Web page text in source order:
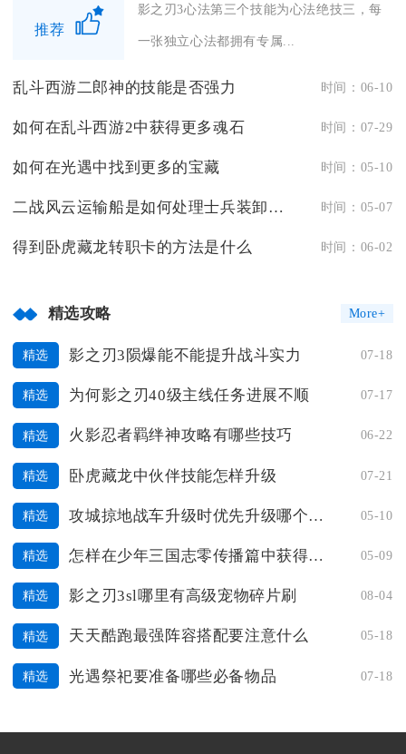
推荐
影之刃3心法第三个技能为心法绝技三，每
一张独立心法都拥有专属...
乱斗西游二郎神的技能是否强力 时间：06-10
如何在乱斗西游2中获得更多魂石 时间：07-29
如何在光遇中找到更多的宝藏 时间：05-10
二战风云运输船是如何处理士兵装卸工作的 时间：05-07
得到卧虎藏龙转职卡的方法是什么 时间：06-02
精选攻略 More+
精选 影之刃3陨爆能不能提升战斗实力 07-18
精选 为何影之刃40级主线任务进展不顺 07-17
精选 火影忍者羁绊神攻略有哪些技巧 06-22
精选 卧虎藏龙中伙伴技能怎样升级 07-21
精选 攻城掠地战车升级时优先升级哪个车身零件 05-10
精选 怎样在少年三国志零传播篇中获得额外奖励 05-09
精选 影之刃3sl哪里有高级宠物碎片刷 08-04
精选 天天酷跑最强阵容搭配要注意什么 05-18
精选 光遇祭祀要准备哪些必备物品 07-18